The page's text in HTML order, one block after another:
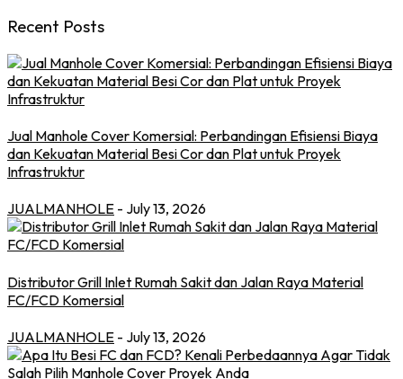
Recent Posts
Jual Manhole Cover Komersial: Perbandingan Efisiensi Biaya
dan Kekuatan Material Besi Cor dan Plat untuk Proyek
Infrastruktur
JUALMANHOLE - July 13, 2026
Distributor Grill Inlet Rumah Sakit dan Jalan Raya Material
FC/FCD Komersial
JUALMANHOLE - July 13, 2026